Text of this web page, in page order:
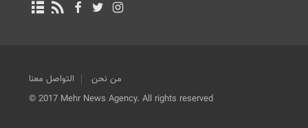
من نحن
التواصل معنا
© 2017 Mehr News Agency. All rights reserved